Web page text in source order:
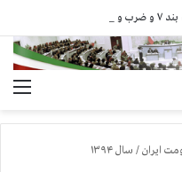
ایران/ سال ۱۳۹۴